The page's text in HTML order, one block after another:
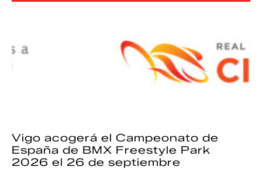
Vigo acogerá el Campeonato de
España de BMX Freestyle Park
2026 el 26 de septiembre